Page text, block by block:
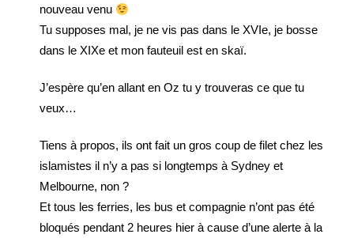
nouveau venu
Tu supposes mal, je ne vis pas dans le XVIe, je bosse
dans le XIXe et mon fauteuil est en skaï.
J’espère qu’en allant en Oz tu y trouveras ce que tu
veux…
Tiens à propos, ils ont fait un gros coup de filet chez les
islamistes il n’y a pas si longtemps à Sydney et
Melbourne, non ?
Et tous les ferries, les bus et compagnie n’ont pas été
bloqués pendant 2 heures hier à cause d’une alerte à la